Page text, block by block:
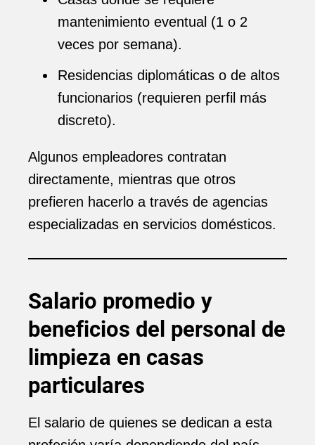
mantenimiento eventual (1 o 2
veces por semana).
Residencias diplomáticas o de altos
funcionarios (requieren perfil más
discreto).
Algunos empleadores contratan
directamente, mientras que otros
prefieren hacerlo a través de agencias
especializadas en servicios domésticos.
Salario promedio y
beneficios del personal de
limpieza en casas
particulares
El salario de quienes se dedican a esta